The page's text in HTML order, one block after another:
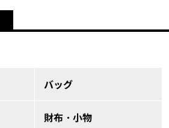
バッグ
財布・小物